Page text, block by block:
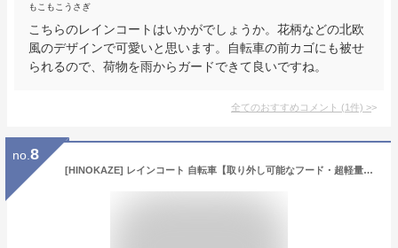
もこもこうさぎ
こちらのレインコートはいかがでしょうか。花柄などの北欧
風のデザインで可愛いと思います。自転車の前カゴにも被せ
られるので、荷物を雨からガードできて良いですね。
全てのおすすめコメント (1件) >
no. 8
[HINOKAZE] レインコート 自転車【取り外し可能なフード・超軽量・20秒収納】レインコート レディース カッパ 自転車 レインポンチョ ロング かっぱ 雨具 通学 通勤 旅行 超防水 速乾 お洒落 かわいい 収納袋付 コンパクト 男女兼用